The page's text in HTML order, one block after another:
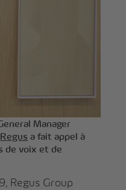
Manager
Regus a fait appel à
de voix et de
Regus Group